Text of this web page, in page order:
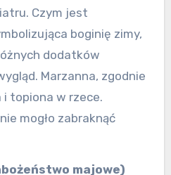
Czym jest
boginię zimy,
dodatków
Marzanna, zgodnie
topiona w rzece.
mogło zabraknąć
majowe)